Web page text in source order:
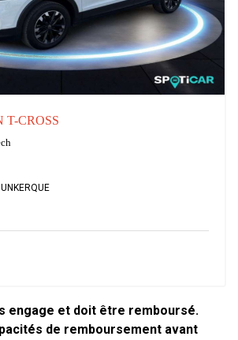
T-CROSS
engage et doit être remboursé.
de remboursement avant